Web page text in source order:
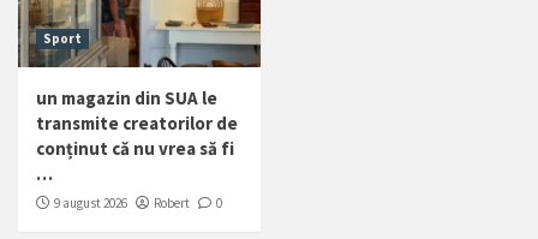
Sport
un magazin din SUA le
transmite creatorilor de
conținut că nu vrea să fi
…
9 august 2026 Robert 0